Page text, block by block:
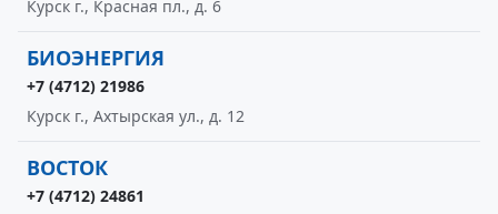
Курск г., Красная пл., д. 6
БИОЭНЕРГИЯ
+7 (4712) 21986
Курск г., Ахтырская ул., д. 12
ВОСТОК
+7 (4712) 24861